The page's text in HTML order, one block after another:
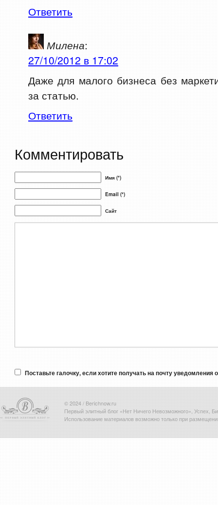
Ответить
Милена:
27/10/2012 в 17:02
Даже для малого бизнеса без
за статью.
Ответить
Комментировать
Имя (*)
Email (*)
Сайт
Поставьте галочку, если хотите получать на почту
© 2024 / Berichnow.ru
Первый элитный блог «Нет Ничего Невозможного», Успех,
Использование материалов возможно только при